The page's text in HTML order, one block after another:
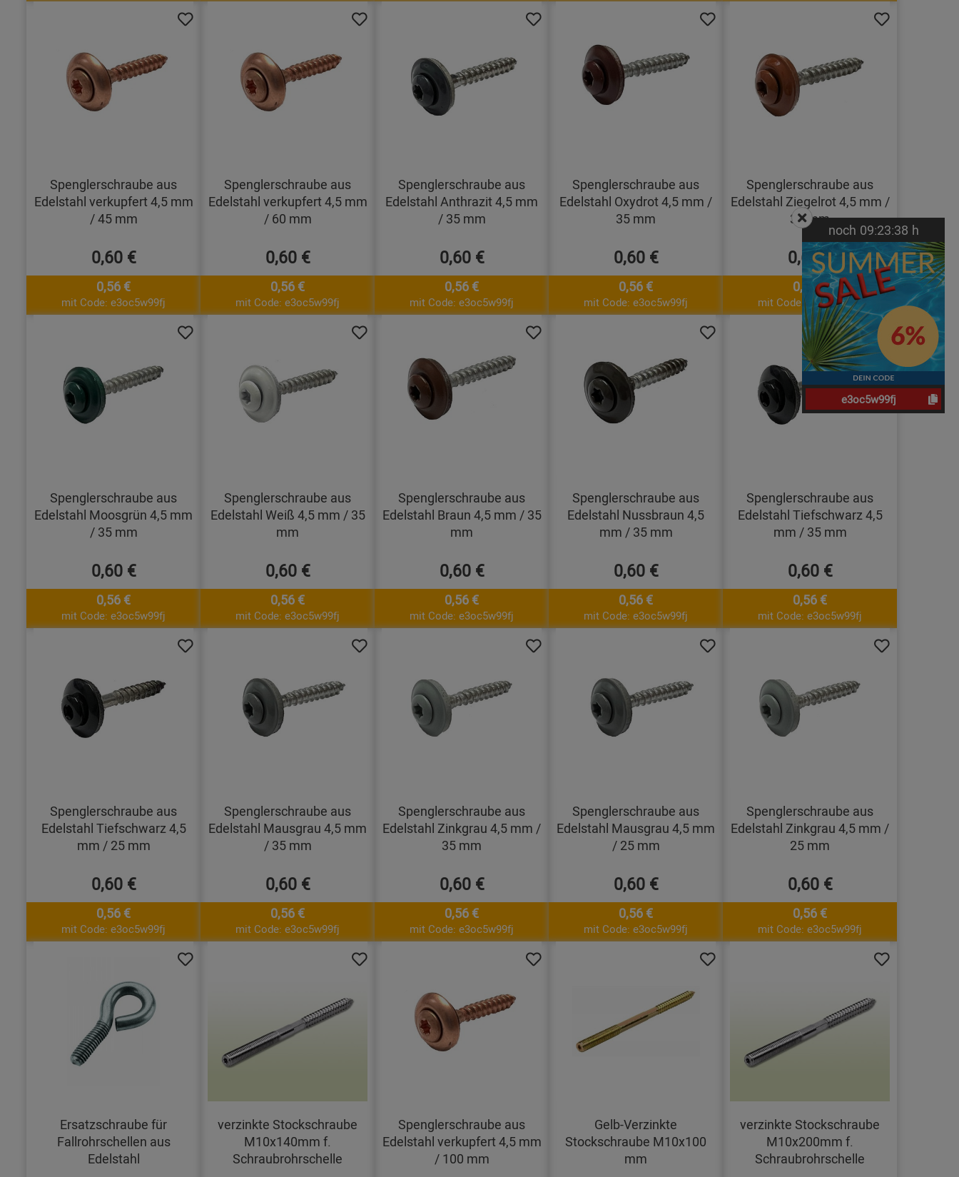
Spenglerschraube aus
Edelstahl verkupfert 4,5 mm
/ 45 mm
0,60 €
0,56 €
mit Code: e3oc5w99fj
Spenglerschraube aus
Edelstahl verkupfert 4,5 mm
/ 60 mm
0,60 €
0,56 €
mit Code: e3oc5w99fj
Spenglerschraube aus
Edelstahl Anthrazit 4,5 mm
/ 35 mm
0,60 €
0,56 €
mit Code: e3oc5w99fj
Spenglerschraube aus
Edelstahl Oxydrot 4,5 mm /
35 mm
0,60 €
0,56 €
mit Code: e3oc5w99fj
Spenglerschraube aus
Edelstahl Ziegelrot 4,5 mm /
35 mm
0,60 €
0,56 €
mit Code: e3oc5w99fj
Spenglerschraube aus
Edelstahl Moosgrün 4,5 mm
/ 35 mm
0,60 €
0,56 €
mit Code: e3oc5w99fj
Spenglerschraube aus
Edelstahl Weiß 4,5 mm / 35
mm
0,60 €
0,56 €
mit Code: e3oc5w99fj
Spenglerschraube aus
Edelstahl Braun 4,5 mm / 35
mm
0,60 €
0,56 €
mit Code: e3oc5w99fj
Spenglerschraube aus
Edelstahl Nussbraun 4,5
mm / 35 mm
0,60 €
0,56 €
mit Code: e3oc5w99fj
Spenglerschraube aus
Edelstahl Tiefschwarz 4,5
mm / 35 mm
0,60 €
0,56 €
mit Code: e3oc5w99fj
Spenglerschraube aus
Edelstahl Tiefschwarz 4,5
mm / 25 mm
0,60 €
0,56 €
mit Code: e3oc5w99fj
Spenglerschraube aus
Edelstahl Mausgrau 4,5 mm
/ 35 mm
0,60 €
0,56 €
mit Code: e3oc5w99fj
Spenglerschraube aus
Edelstahl Zinkgrau 4,5 mm /
35 mm
0,60 €
0,56 €
mit Code: e3oc5w99fj
Spenglerschraube aus
Edelstahl Mausgrau 4,5 mm
/ 25 mm
0,60 €
0,56 €
mit Code: e3oc5w99fj
Spenglerschraube aus
Edelstahl Zinkgrau 4,5 mm /
25 mm
0,60 €
0,56 €
mit Code: e3oc5w99fj
Ersatzschraube für
Fallrohrschellen aus
Edelstahl
verzinkte Stockschraube
M10x140mm f.
Schraubrohrschelle
Spenglerschraube aus
Edelstahl verkupfert 4,5 mm
/ 100 mm
Gelb-Verzinkte
Stockschraube M10x100
mm
verzinkte Stockschraube
M10x200mm f.
Schraubrohrschelle
noch 09:23:37 h
e3oc5w99fj